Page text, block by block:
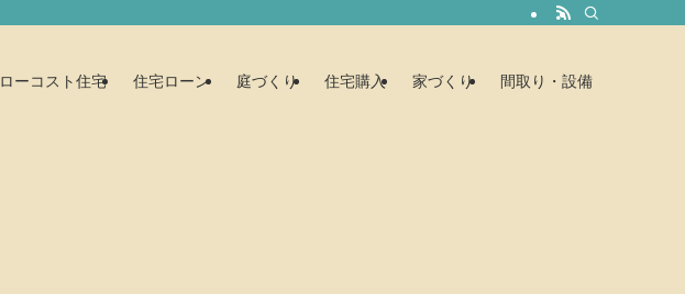
ローコスト住宅 住宅ローン 庭づくり 住宅購入 家づくり 間取り・設備